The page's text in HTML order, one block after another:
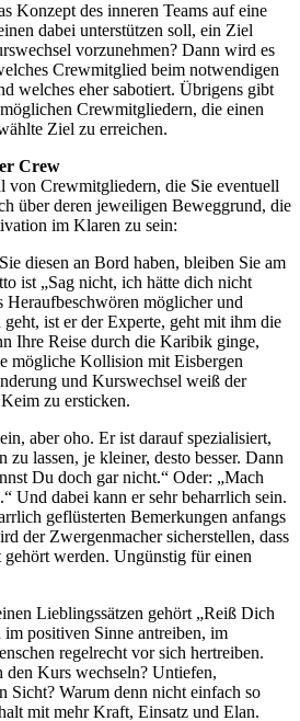
Konzept des inneren Teams auf eine
dabei unterstützen soll, ein Ziel
vorzunehmen? Dann wird es
Crewmitglied beim notwendigen
welches eher sabotiert. Übrigens gibt
Crewmitgliedern, die einen
Ziel zu erreichen.
Crew
von Crewmitgliedern, die Sie eventuell
über deren jeweiligen Beweggrund, die
im Klaren zu sein:
diesen an Bord haben, bleiben Sie am
ist „Sag nicht, ich hätte dich nicht
Heraufbeschwören möglicher und
ist er der Experte, geht mit ihm die
Ihre Reise durch die Karibik ginge,
mögliche Kollision mit Eisbergen
und Kurswechsel weiß der
zu ersticken.
aber oho. Er ist darauf spezialisiert,
lassen, je kleiner, desto besser. Dann
Du doch gar nicht.“ Oder: „Mach
Und dabei kann er sehr beharrlich sein.
geflüsterten Bemerkungen anfangs
der Zwergenmacher sicherstellen, dass
gehört werden. Ungünstig für einen
Lieblingssätzen gehört „Reiß Dich
positiven Sinne antreiben, im
regelrecht vor sich hertreiben.
Kurs wechseln? Untiefen,
Sicht? Warum denn nicht einfach so
mit mehr Kraft, Einsatz und Elan.